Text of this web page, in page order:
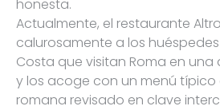
honesta.
Actualmente, el restaurante
calurosamente a los
Costa que visitan Roma en una
y los acoge con un menú
romana revisado en clave